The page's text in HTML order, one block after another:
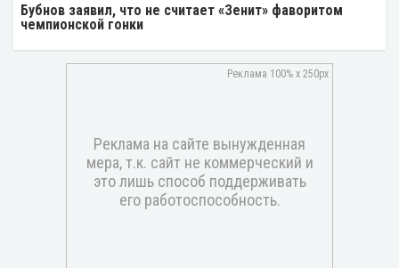
Бубнов заявил, что не считает «Зенит» фаворитом
чемпионской гонки